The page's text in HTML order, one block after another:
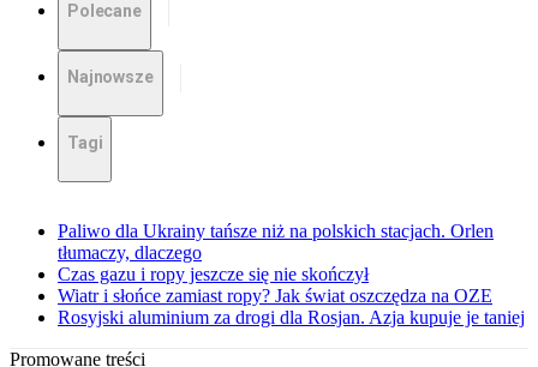
Polecane
Najnowsze
Tagi
Paliwo dla Ukrainy tańsze niż na polskich stacjach. Orlen
tłumaczy, dlaczego
Czas gazu i ropy jeszcze się nie skończył
Wiatr i słońce zamiast ropy? Jak świat oszczędza na OZE
Rosyjski aluminium za drogi dla Rosjan. Azja kupuje je taniej
Promowane treści